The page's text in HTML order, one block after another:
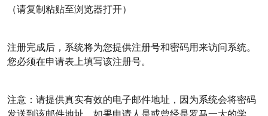
（请复制粘贴至浏览器打开）
注册完成后，系统将为您提供注册号和密码用来访问系统。
您必须在申请表上填写该注册号。
注意：请提供真实有效的电子邮件地址，因为系统会将密码